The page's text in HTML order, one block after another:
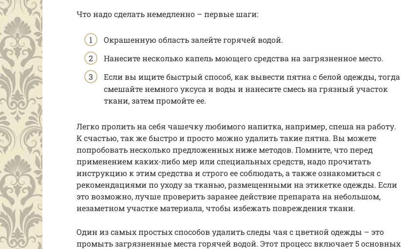
Что надо сделать немедленно – первые шаги:
Окрашенную область залейте горячей водой.
Нанесите несколько капель моющего средства на загрязненное место.
Если вы ищите быстрый способ, как вывести пятна с белой одежды, тогда
смешайте немного уксуса и воды и нанесите смесь на грязный участок
ткани, затем промойте ее.
Легко пролить на себя чашечку любимого напитка, например, спеша на работу.
К счастью, так же быстро и просто можно удалить такие пятна. Вы можете
попробовать несколько предложенных ниже методов. Помните, что перед
применением каких-либо мер или специальных средств, надо прочитать
инструкцию к этим средства и строго ее соблюдать, а также ознакомиться с
рекомендациями по уходу за тканью, размещенными на этикетке одежды. Если
это возможно, лучше проверить заранее действие препарата на небольшом,
незаметном участке материала, чтобы избежать повреждения ткани.
Один из самых простых способов удалить следы чая с цветной одежды – это
промыть загрязненные места горячей водой. Этот процесс включает 5 основных